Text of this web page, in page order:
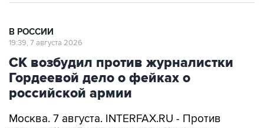
В РОССИИ
19:39, 7 августа 2026
СК возбудил против журналистки
Гордеевой дело о фейках о
российской армии
Москва. 7 августа. INTERFAX.RU - Против